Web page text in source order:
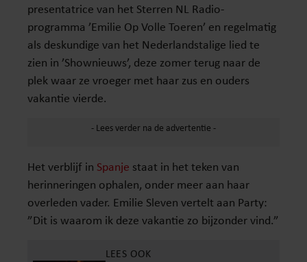
presentatrice van het Sterren NL Radio-
programma ’Emilie Op Volle Toeren’ en regelmatig
als deskundige van het Nederlandstalige lied te
zien in ’Shownieuws’, deze zomer terug naar de
plek waar ze vroeger met haar zus en ouders
vakantie vierde.
Het verblijf in Spanje staat in het teken van
herinneringen ophalen, onder meer aan haar
overleden vader. Emilie Sleven vertelt aan Party:
”Dit is waarom ik deze vakantie zo bijzonder vind.”
LEES OOK